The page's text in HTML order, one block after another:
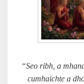
“Seo ribh, a
cumhaichte a